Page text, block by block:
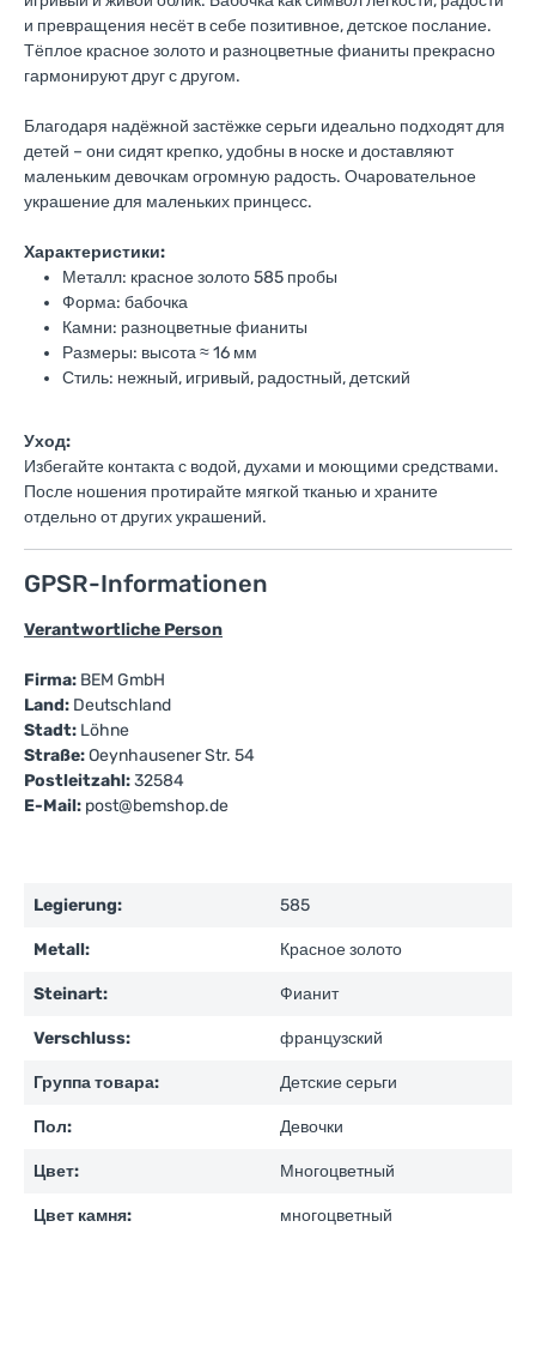
и превращения несёт в себе позитивное, детское послание.
Тёплое красное золото и разноцветные фианиты прекрасно
гармонируют друг с другом.
Благодаря надёжной застёжке серьги идеально подходят для
детей – они сидят крепко, удобны в носке и доставляют
маленьким девочкам огромную радость. Очаровательное
украшение для маленьких принцесс.
Характеристики:
Металл: красное золото 585 пробы
Форма: бабочка
Камни: разноцветные фианиты
Размеры: высота ≈ 16 мм
Стиль: нежный, игривый, радостный, детский
Уход:
Избегайте контакта с водой, духами и моющими средствами.
После ношения протирайте мягкой тканью и храните
отдельно от других украшений.
GPSR-Informationen
Verantwortliche Person
Firma: BEM GmbH
Land: Deutschland
Stadt: Löhne
Straße:Oeynhausener Str. 54
Postleitzahl:32584
E-Mail: post@bemshop.de
Legierung: 585
Metall: Красное золото
Steinart: Фианит
Verschluss: французский
Группа товара: Детские серьги
Пол: Девочки
Цвет: Многоцветный
Цвет камня: многоцветный